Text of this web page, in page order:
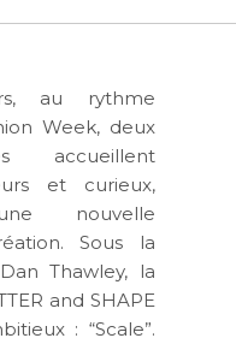
au rythme
Week, deux
accueillent
et curieux,
nouvelle
Sous la
Thawley, la
and SHAPE
: “Scale”.